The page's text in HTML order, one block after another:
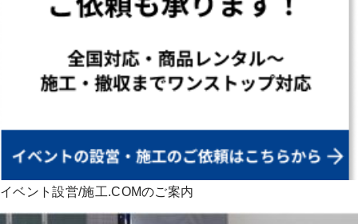
イベント設営/施工.COMのご案内